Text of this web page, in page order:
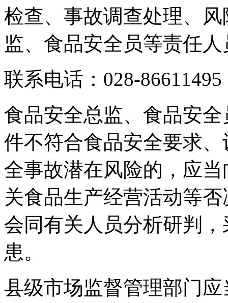
检查、事故调查处理、
监、食品安全员等责任
联系电话：028-86611495
食品安全总监、食品安
件不符合食品安全要求
全事故潜在风险的，应
关食品生产经营活动等
会同有关人员分析研判
患。
县级市场监督管理部门